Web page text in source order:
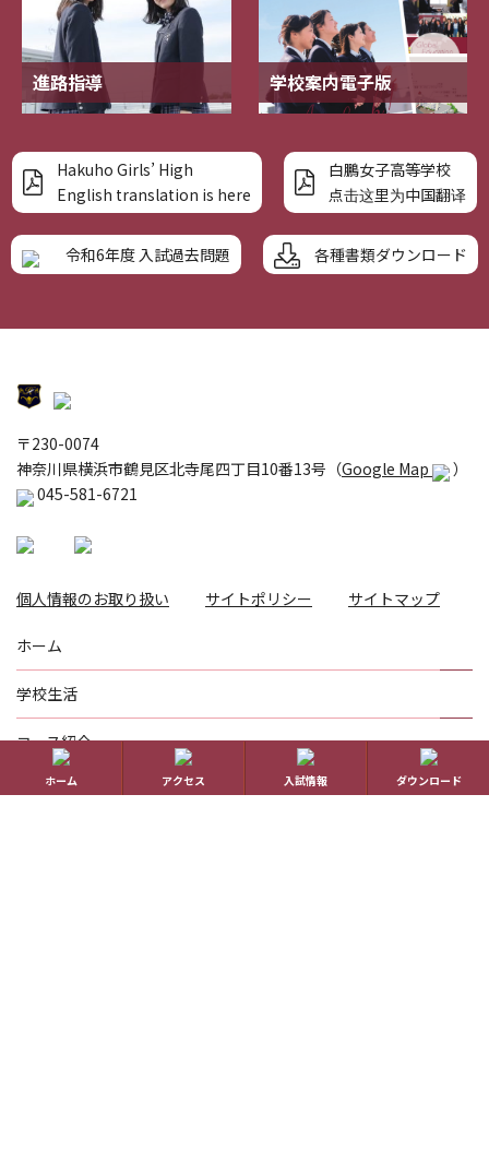
進路指導 学校案内電子版
Hakuho Girls’ High
English translation is here
白鵬女子高等学校
点击这里为中国翻译
令和6年度 入試過去問題 各種書類ダウンロード
〒230-0074
神奈川県横浜市鶴見区北寺尾四丁目10番13号（Google Map
）
045-581-6721
個人情報のお取り扱い サイトポリシー サイトマップ
ホーム
学校生活
コース紹介
国際理解教育
ホーム アクセス 入試情報 ダウンロード